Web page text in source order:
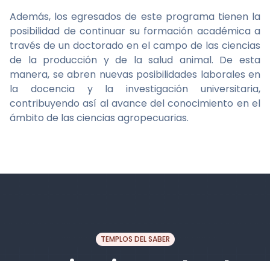
Además, los egresados de este programa tienen la
posibilidad de continuar su formación académica a
través de un doctorado en el campo de las ciencias
de la producción y de la salud animal. De esta
manera, se abren nuevas posibilidades laborales en
la docencia y la investigación universitaria,
contribuyendo así al avance del conocimiento en el
ámbito de las ciencias agropecuarias.
TEMPLOS DEL SABER